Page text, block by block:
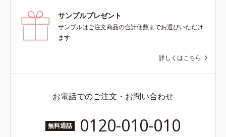
サンプルプレゼント
サンプルはご注文商品の合計個数までお選びいただけ
ます
詳しくはこちら
お電話でのご注文・お問い合わせ
無料通話 0120-010-010